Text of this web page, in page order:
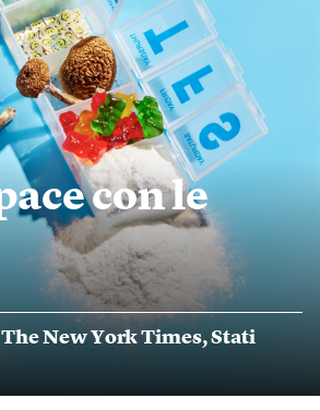
con le
The New York Times,Stati